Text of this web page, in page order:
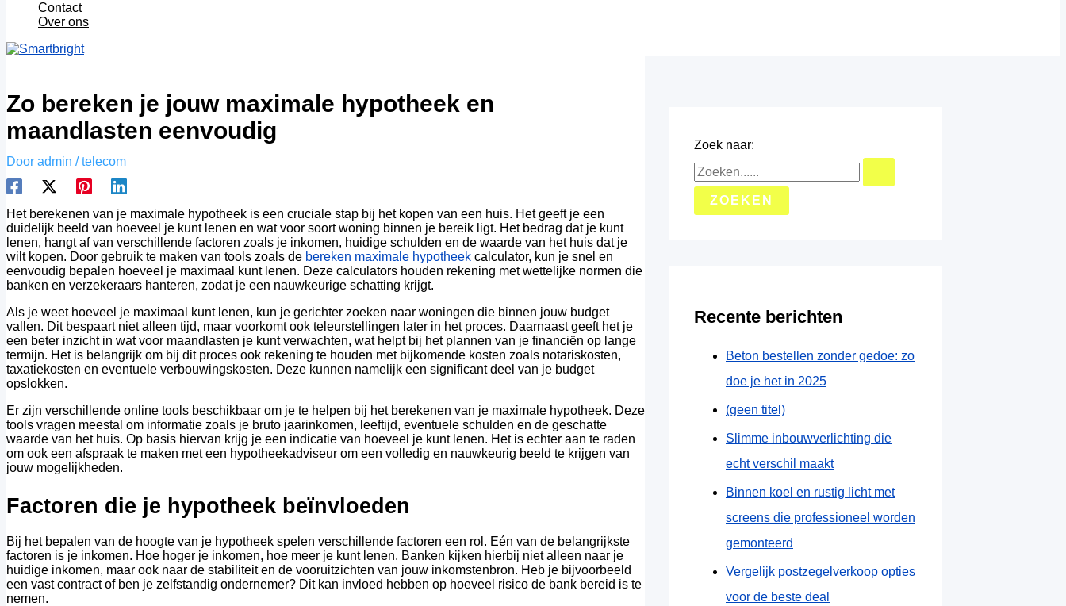
Contact
Over ons
Zo bereken je jouw maximale hypotheek en
maandlasten eenvoudig
Door admin /telecom
Het berekenen van je maximale hypotheek is een cruciale stap bij het kopen van een huis. Het geeft je een
duidelijk beeld van hoeveel je kunt lenen en wat voor soort woning binnen je bereik ligt. Het bedrag dat je kunt
lenen, hangt af van verschillende factoren zoals je inkomen, huidige schulden en de waarde van het huis dat je
wilt kopen. Door gebruik te maken van tools zoals de bereken maximale hypotheek calculator, kun je snel en
eenvoudig bepalen hoeveel je maximaal kunt lenen. Deze calculators houden rekening met wettelijke normen die
banken en verzekeraars hanteren, zodat je een nauwkeurige schatting krijgt.
Als je weet hoeveel je maximaal kunt lenen, kun je gerichter zoeken naar woningen die binnen jouw budget
vallen. Dit bespaart niet alleen tijd, maar voorkomt ook teleurstellingen later in het proces. Daarnaast geeft het je
een beter inzicht in wat voor maandlasten je kunt verwachten, wat helpt bij het plannen van je financiën op lange
termijn. Het is belangrijk om bij dit proces ook rekening te houden met bijkomende kosten zoals notariskosten,
taxatiekosten en eventuele verbouwingskosten. Deze kunnen namelijk een significant deel van je budget
opslokken.
Er zijn verschillende online tools beschikbaar om je te helpen bij het berekenen van je maximale hypotheek. Deze
tools vragen meestal om informatie zoals je bruto jaarinkomen, leeftijd, eventuele schulden en de geschatte
waarde van het huis. Op basis hiervan krijg je een indicatie van hoeveel je kunt lenen. Het is echter aan te raden
om ook een afspraak te maken met een hypotheekadviseur om een volledig en nauwkeurig beeld te krijgen van
jouw mogelijkheden.
Factoren die je hypotheek beïnvloeden
Bij het bepalen van de hoogte van je hypotheek spelen verschillende factoren een rol. Eén van de belangrijkste
factoren is je inkomen. Hoe hoger je inkomen, hoe meer je kunt lenen. Banken kijken hierbij niet alleen naar je
huidige inkomen, maar ook naar de stabiliteit en de vooruitzichten van jouw inkomstenbron. Heb je bijvoorbeeld
een vast contract of ben je zelfstandig ondernemer? Dit kan invloed hebben op hoeveel risico de bank bereid is te
nemen.
Zoek naar:
Recente berichten
Beton bestellen zonder gedoe: zo
doe je het in 2025
(geen titel)
Slimme inbouwverlichting die
echt verschil maakt
Binnen koel en rustig licht met
screens die professioneel worden
gemonteerd
Vergelijk postzegelverkoop opties
voor de beste deal